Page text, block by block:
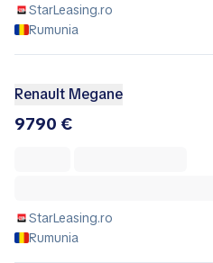
StarLeasing.ro
Rumunia
Renault Megane
9790 €
StarLeasing.ro
Rumunia